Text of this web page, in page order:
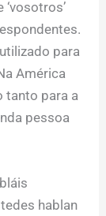
para
América
tanto para a
pessoa
hablan